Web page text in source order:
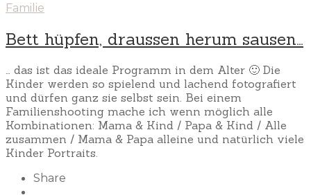
Familie
Bett hüpfen, draussen herum sausen…
… das ist das ideale Programm in dem Alter 🙂 Die
Kinder werden so spielend und lachend fotografiert
und dürfen ganz sie selbst sein. Bei einem
Familienshooting mache ich wenn möglich alle
Kombinationen: Mama & Kind / Papa & Kind / Alle
zusammen / Mama & Papa alleine und natürlich viele
Kinder Portraits.
Share